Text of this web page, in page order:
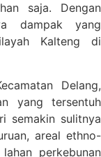
saja. Dengan
dampak yang
Kalteng di
Delang,
yang tersentuh
semakin sulitnya
areal ethno-
perkebunan